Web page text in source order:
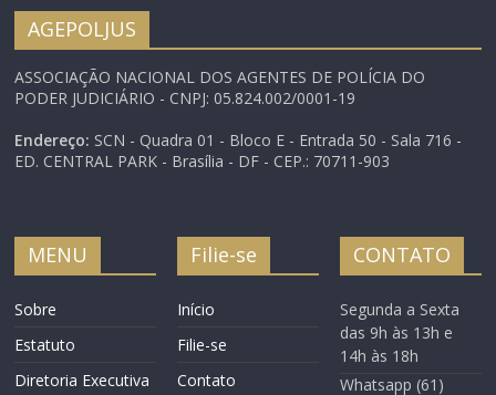
vagas oferecidas nos
concursos públicos para
cargos efetivos e de
ingresso…
AGEPOLJUS
ASSOCIAÇÃO NACIONAL DOS AGENTES DE POLÍCIA DO
PODER JUDICIÁRIO - CNPJ: 05.824.002/0001-19
Endereço: SCN - Quadra 01 - Bloco E - Entrada 50 - Sala 716 -
ED. CENTRAL PARK - Brasília - DF - CEP.: 70711-903
MENU
Sobre
Estatuto
Diretoria Executiva
Filie-se
Início
Filie-se
Contato
CONTATO
Segunda a Sexta
das 9h às 13h e
14h às 18h
Whatsapp (61)